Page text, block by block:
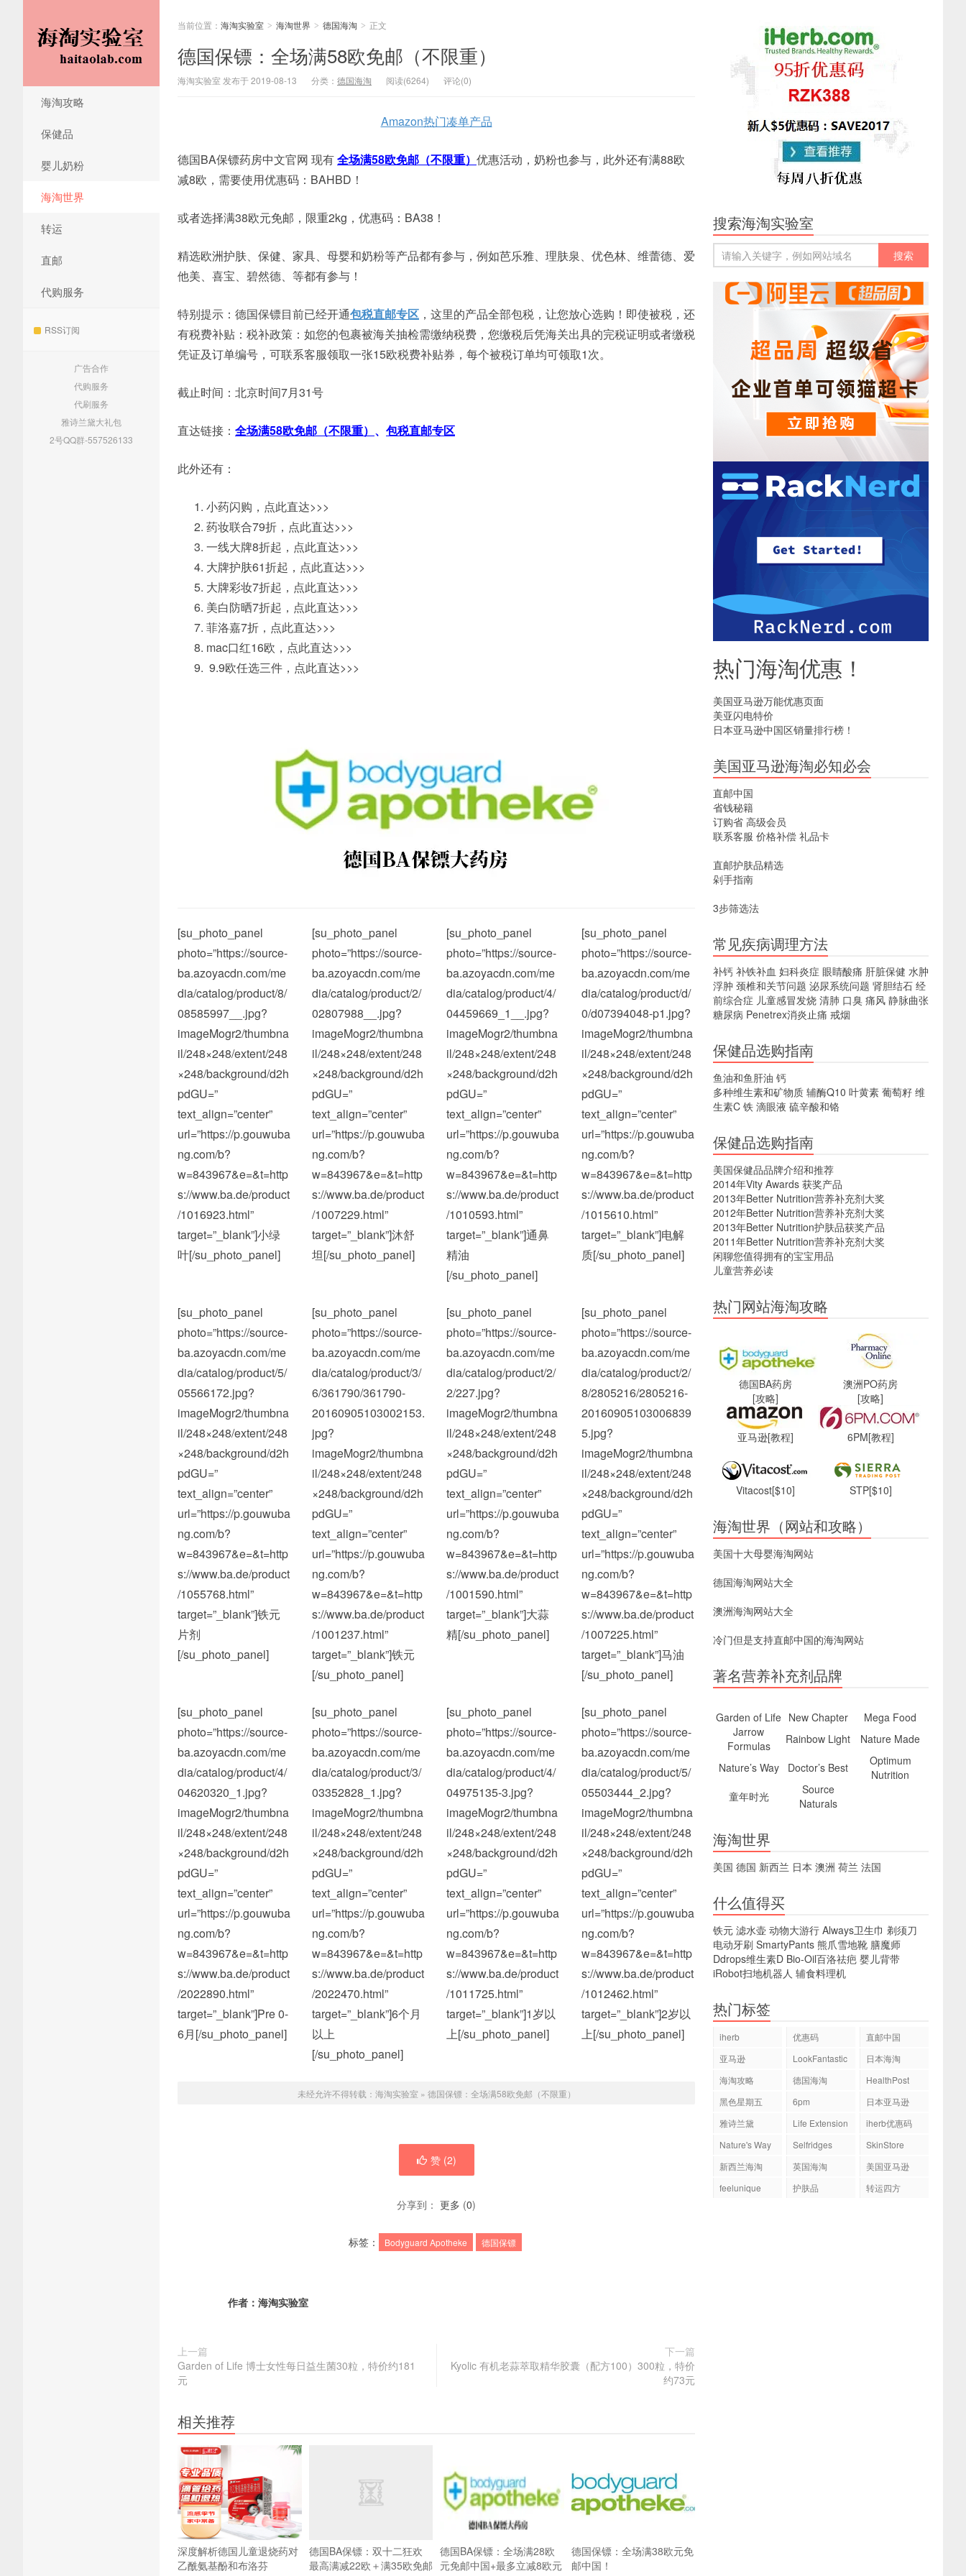
海淘攻略
保健品
婴儿奶粉
海淘世界
转运
直邮
代购服务
RSS订阅
广告合作
代购服务
代刷服务
雅诗兰黛大礼包
2号QQ群-557526133
当前位置： 海淘实验室 > 海淘世界 > 德国海淘 > 正文
德国保镖：全场满58欧免邮（不限重）
海淘实验室 发布于 2019-08-13 分类： 德国海淘 阅读(6264) 评论(0)
Amazon热门凑单产品
德国BA保镖药房中文官网 现有全场满58欧免邮（不限重） 优惠活动，奶粉也参与，此外还有满88欧
减8欧，需要使用优惠码：BAHBD！
或者选择满38欧元免邮，限重2kg，优惠码：BA38！
精选欧洲护肤、保健、家具、母婴和奶粉等产品都有参与，例如芭乐雅、理肤泉、优色林、维蕾德、爱
他美、喜宝、碧然德、等都有参与！
特别提示：德国保镖目前已经开通包税直邮专区 ，这里的产品全部包税，让您放心选购！即使被税，还
有税费补贴：税补政策：如您的包裹被海关抽检需缴纳税费，您缴税后凭海关出具的完税证明或者缴税
凭证及订单编号，可联系客服领取一张15欧税费补贴券，每个被税订单均可领取1次。
截止时间：北京时间7月31号
直达链接： 全场满58欧免邮（不限重） 、 包税直邮专区
此外还有：
小药闪购，点此直达>>>
药妆联合79折，点此直达>>>
一线大牌8折起，点此直达>>>
大牌护肤61折起，点此直达>>>
大牌彩妆7折起，点此直达>>>
美白防晒7折起，点此直达>>>
菲洛嘉7折，点此直达>>>
mac口红16欧，点此直达>>>
9.9欧任选三件，点此直达>>>
[su_photo_panel
photo=”https://source-
ba.azoyacdn.com/me
dia/catalog/product/8/
08585997__.jpg?
imageMogr2/thumbna
il/248×248/extent/248
×248/background/d2h
pdGU=”
text_align=”center”
url=”https://p.gouwuba
ng.com/b?
w=843967&e=&t=http
s://www.ba.de/product
/1016923.html”
target=”_blank”]小绿
叶[/su_photo_panel]
[su_photo_panel
photo=”https://source-
ba.azoyacdn.com/me
dia/catalog/product/2/
02807988__.jpg?
imageMogr2/thumbna
il/248×248/extent/248
×248/background/d2h
pdGU=”
text_align=”center”
url=”https://p.gouwuba
ng.com/b?
w=843967&e=&t=http
s://www.ba.de/product
/1007229.html”
target=”_blank”]沐舒
坦[/su_photo_panel]
[su_photo_panel
photo=”https://source-
ba.azoyacdn.com/me
dia/catalog/product/4/
04459669_1__.jpg?
imageMogr2/thumbna
il/248×248/extent/248
×248/background/d2h
pdGU=”
text_align=”center”
url=”https://p.gouwuba
ng.com/b?
w=843967&e=&t=http
s://www.ba.de/product
/1010593.html”
target=”_blank”]通鼻
精油
[/su_photo_panel]
[su_photo_panel
photo=”https://source-
ba.azoyacdn.com/me
dia/catalog/product/d/
0/d07394048-p1.jpg?
imageMogr2/thumbna
il/248×248/extent/248
×248/background/d2h
pdGU=”
text_align=”center”
url=”https://p.gouwuba
ng.com/b?
w=843967&e=&t=http
s://www.ba.de/product
/1015610.html”
target=”_blank”]电解
质[/su_photo_panel]
[su_photo_panel
photo=”https://source-
ba.azoyacdn.com/me
dia/catalog/product/5/
05566172.jpg?
imageMogr2/thumbna
il/248×248/extent/248
×248/background/d2h
pdGU=”
text_align=”center”
url=”https://p.gouwuba
ng.com/b?
w=843967&e=&t=http
s://www.ba.de/product
/1055768.html”
target=”_blank”]铁元
片剂
[/su_photo_panel]
[su_photo_panel
photo=”https://source-
ba.azoyacdn.com/me
dia/catalog/product/3/
6/361790/361790-
20160905103002153.
jpg?
imageMogr2/thumbna
il/248×248/extent/248
×248/background/d2h
pdGU=”
text_align=”center”
url=”https://p.gouwuba
ng.com/b?
w=843967&e=&t=http
s://www.ba.de/product
/1001237.html”
target=”_blank”]铁元
[/su_photo_panel]
[su_photo_panel
photo=”https://source-
ba.azoyacdn.com/me
dia/catalog/product/2/
2/227.jpg?
imageMogr2/thumbna
il/248×248/extent/248
×248/background/d2h
pdGU=”
text_align=”center”
url=”https://p.gouwuba
ng.com/b?
w=843967&e=&t=http
s://www.ba.de/product
/1001590.html”
target=”_blank”]大蒜
精[/su_photo_panel]
[su_photo_panel
photo=”https://source-
ba.azoyacdn.com/me
dia/catalog/product/2/
8/2805216/2805216-
20160905103006839
5.jpg?
imageMogr2/thumbna
il/248×248/extent/248
×248/background/d2h
pdGU=”
text_align=”center”
url=”https://p.gouwuba
ng.com/b?
w=843967&e=&t=http
s://www.ba.de/product
/1007225.html”
target=”_blank”]马油
[/su_photo_panel]
[su_photo_panel
photo=”https://source-
ba.azoyacdn.com/me
dia/catalog/product/4/
04620320_1.jpg?
imageMogr2/thumbna
il/248×248/extent/248
×248/background/d2h
pdGU=”
text_align=”center”
url=”https://p.gouwuba
ng.com/b?
w=843967&e=&t=http
s://www.ba.de/product
/2022890.html”
target=”_blank”]Pre 0-
6月[/su_photo_panel]
[su_photo_panel
photo=”https://source-
ba.azoyacdn.com/me
dia/catalog/product/3/
03352828_1.jpg?
imageMogr2/thumbna
il/248×248/extent/248
×248/background/d2h
pdGU=”
text_align=”center”
url=”https://p.gouwuba
ng.com/b?
w=843967&e=&t=http
s://www.ba.de/product
/2022470.html”
target=”_blank”]6个月
以上
[/su_photo_panel]
[su_photo_panel
photo=”https://source-
ba.azoyacdn.com/me
dia/catalog/product/4/
04975135-3.jpg?
imageMogr2/thumbna
il/248×248/extent/248
×248/background/d2h
pdGU=”
text_align=”center”
url=”https://p.gouwuba
ng.com/b?
w=843967&e=&t=http
s://www.ba.de/product
/1011725.html”
target=”_blank”]1岁以
上[/su_photo_panel]
[su_photo_panel
photo=”https://source-
ba.azoyacdn.com/me
dia/catalog/product/5/
05503444_2.jpg?
imageMogr2/thumbna
il/248×248/extent/248
×248/background/d2h
pdGU=”
text_align=”center”
url=”https://p.gouwuba
ng.com/b?
w=843967&e=&t=http
s://www.ba.de/product
/1012462.html”
target=”_blank”]2岁以
上[/su_photo_panel]
未经允许不得转载： 海淘实验室 » 德国保镖：全场满58欧免邮（不限重）
赞 (2)
分享到： 更多 (0)
标签： Bodyguard Apotheke 德国保镖
作者： 海淘实验室
上一篇
Garden of Life 博士女性每日益生菌30粒，特价约181
元
下一篇
Kyolic 有机老蒜萃取精华胶囊（配方100）300粒，特价
约73元
相关推荐
深度解析德国儿童退烧药对
乙酰氨基酚和布洛芬
德国BA保镖：双十二狂欢
最高满减22欧＋满35欧免邮
德国BA保镖：全场满28欧
元免邮中国+最多立减8欧元
德国保镖：全场满38欧元免
邮中国！
搜索海淘实验室
热门海淘优惠！
美国亚马逊万能优惠页面
美亚闪电特价
日本亚马逊中国区销量排行榜！
美国亚马逊海淘必知必会
直邮中国
省钱秘籍
订购省 高级会员
联系客服 价格补偿 礼品卡
直邮护肤品精选
剁手指南
3步筛选法
常见疾病调理方法
补钙 补铁补血 妇科炎症 眼睛酸痛 肝脏保健 水肿
浮肿 颈椎和关节问题 泌尿系统问题 肾胆结石 经
前综合症 儿童感冒发烧 清肺 口臭 痛风 静脉曲张
糖尿病 Penetrex消炎止痛 戒烟
保健品选购指南
鱼油和鱼肝油 钙
多种维生素和矿物质 辅酶Q10 叶黄素 葡萄籽 维
生素C 铁 滴眼液 硫辛酸和铬
保健品选购指南
美国保健品品牌介绍和推荐
2014年Vity Awards 获奖产品
2013年Better Nutrition营养补充剂大奖
2012年Better Nutrition营养补充剂大奖
2013年Better Nutrition护肤品获奖产品
2011年Better Nutrition营养补充剂大奖
闲聊您值得拥有的宝宝用品
儿童营养必读
热门网站海淘攻略
德国BA药房
[攻略]
澳洲PO药房
[攻略]
亚马逊[教程] 6PM[教程]
Vitacost[$10] STP[$10]
海淘世界（网站和攻略）
美国十大母婴海淘网站
德国海淘网站大全
澳洲海淘网站大全
冷门但是支持直邮中国的海淘网站
著名营养补充剂品牌
Garden of Life New Chapter
Mega Food
Jarrow
Formulas
Rainbow Light
Nature Made
Nature’s Way
Doctor’s Best
Optimum
Nutrition
童年时光
Source
Naturals
海淘世界
美国 德国 新西兰 日本 澳洲 荷兰 法国
什么值得买
铁元 滤水壶 动物大游行 Always卫生巾 剃须刀
电动牙刷 SmartyPants 熊爪雪地靴 膳魔师
Ddrops维生素D Bio-Oil百洛祛疤 婴儿背带
iRobot扫地机器人 辅食料理机
热门标签
iherb 优惠码
直邮中国
亚马逊
LookFantastic
日本海淘
海淘攻略
德国海淘
HealthPost
黑色星期五
6pm
日本亚马逊
雅诗兰黛
Life Extension
iherb优惠码
Nature's Way
Selfridges
SkinStore
新西兰海淘
英国海淘
美国亚马逊
feelunique
护肤品 转运四方